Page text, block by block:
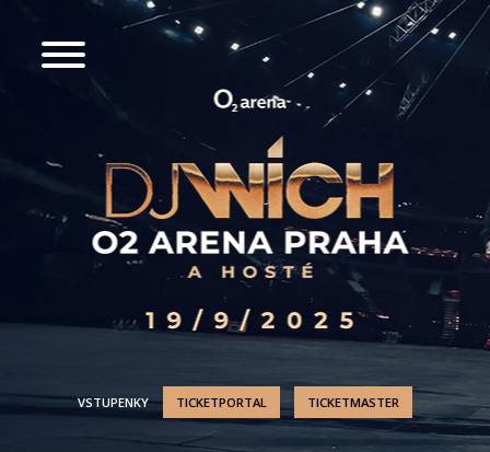
VSTUPENKY TICKETPORTAL TICKETMASTER